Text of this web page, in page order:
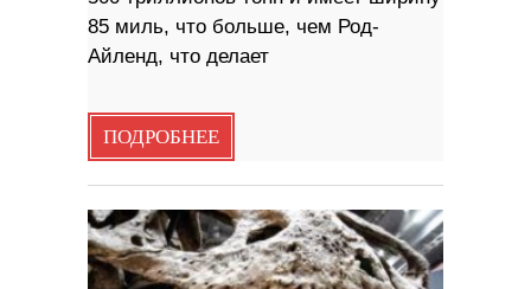
85 миль, что больше, чем Род-
Айленд, что делает
ПОДРОБНЕЕ